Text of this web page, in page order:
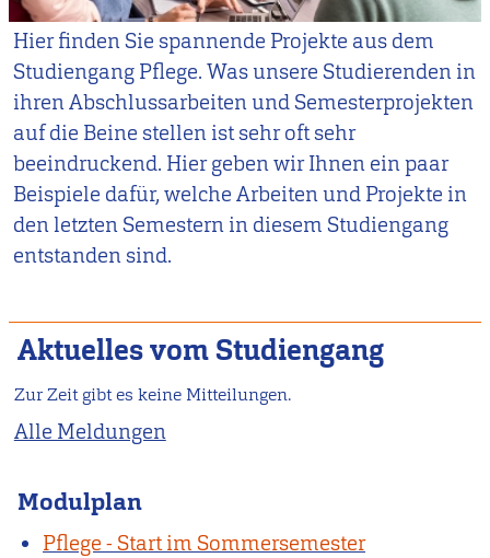
Hier finden Sie spannende Projekte aus dem
Studiengang Pflege. Was unsere Studierenden in
ihren Abschlussarbeiten und Semesterprojekten
auf die Beine stellen ist sehr oft sehr
beeindruckend. Hier geben wir Ihnen ein paar
Beispiele dafür, welche Arbeiten und Projekte in
den letzten Semestern in diesem Studiengang
entstanden sind.
Aktuelles vom Studiengang
Zur Zeit gibt es keine Mitteilungen.
Alle Meldungen
Modulplan
Pflege - Start im Sommersemester